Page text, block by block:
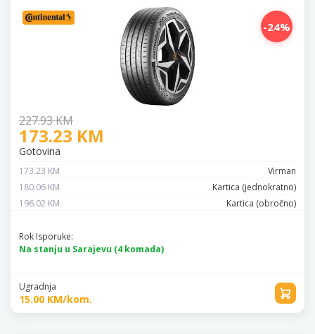
-24%
227.93 KM
173.23 KM
Gotovina
173.23 KM
Virman
180.06 KM
Kartica (jednokratno)
196.02 KM
Kartica (obročno)
Rok Isporuke:
Na stanju u Sarajevu (4 komada)
Ugradnja
15.00 KM/kom.